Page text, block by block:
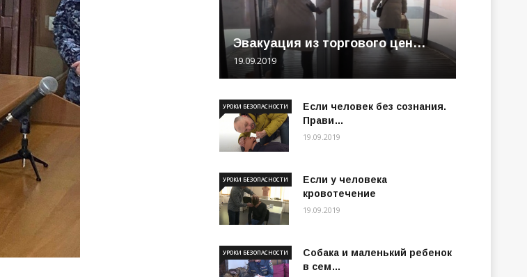
Эвакуация из торгового цен…
19.09.2019
Если человек без сознания.
Прави…
УРОКИ БЕЗОПАСНОСТИ
19.09.2019
Если у человека
кровотечение
УРОКИ БЕЗОПАСНОСТИ
19.09.2019
Собака и маленький ребенок
в сем…
УРОКИ БЕЗОПАСНОСТИ